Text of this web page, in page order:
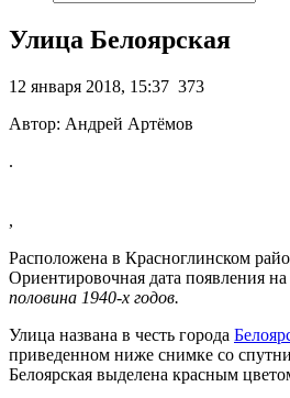
Улица Белоярская
12 января 2018, 15:37 373
Автор: Андрей Артёмов
.
,
Расположена в Красноглинском
Ориентировочная дата появления
половина 1940-х годов.
Улица названа в честь города
приведенном ниже снимке со
Белоярская выделена красным